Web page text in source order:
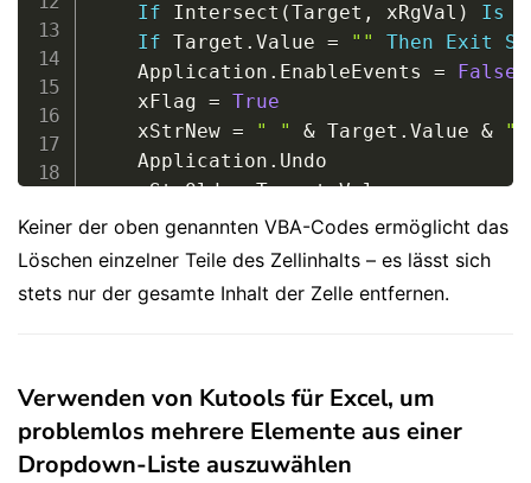
If Intersect (Target , xRgVal ) Is
If Target . Value = "" Then Exit
    Application
. EnableEvents =
False
    xFlag
= True
    xStrNew
= " " & Target . Value &
"
    Application
. Undo
    xStrOld
= Target.Value
If InStr(1, xStrOld, xStrNew) =
        xStrNew
= xStrNew & xStrOld
        xStrNew
    Application
.EnableEvents =
End Sub
Keiner der oben genannten VBA-Codes ermöglicht das
Löschen einzelner Teile des Zellinhalts – es lässt sich
stets nur der gesamte Inhalt der Zelle entfernen.
Verwenden von Kutools für Excel, um
problemlos mehrere Elemente aus einer
Dropdown-Liste auszuwählen